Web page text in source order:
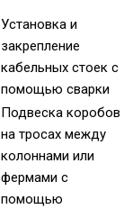
Установка и
закрепление
кабельных стоек с
помощью сварки
Подвеска коробов
на тросах между
колоннами или
фермами с
помощью